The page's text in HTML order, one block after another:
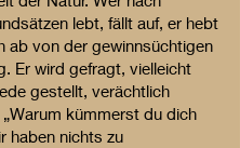
lebt, fällt auf, er hebt
ab von der gewinnsüchtigen
Er wird gefragt, vielleicht
gestellt, verächtlich
kümmerst du dich
haben nichts zu